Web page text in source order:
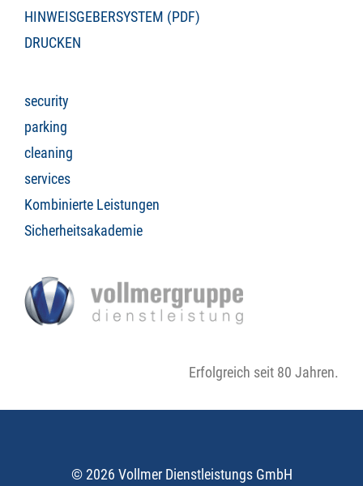
HINWEISGEBERSYSTEM (PDF)
DRUCKEN
security
parking
cleaning
services
Kombinierte Leistungen
Sicherheitsakademie
Erfolgreich seit 80 Jahren.
© 2026 Vollmer Dienstleistungs GmbH